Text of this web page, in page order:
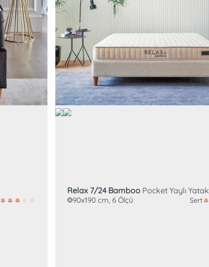
Pocket Yay
Relax 7/24 Bamboo Pocket Yaylı Yatak
90x190 cm, 6 Ölçü Sert